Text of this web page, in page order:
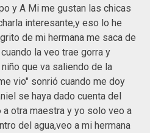
y A Mi me gustan las chicas
interesante,y eso lo he
de mi hermana me saca de
la veo trae gorra y
que va saliendo de la
vio" sonrió cuando me doy
se haya dado cuenta del
otra maestra y yo solo veo a
del agua,veo a mi hermana